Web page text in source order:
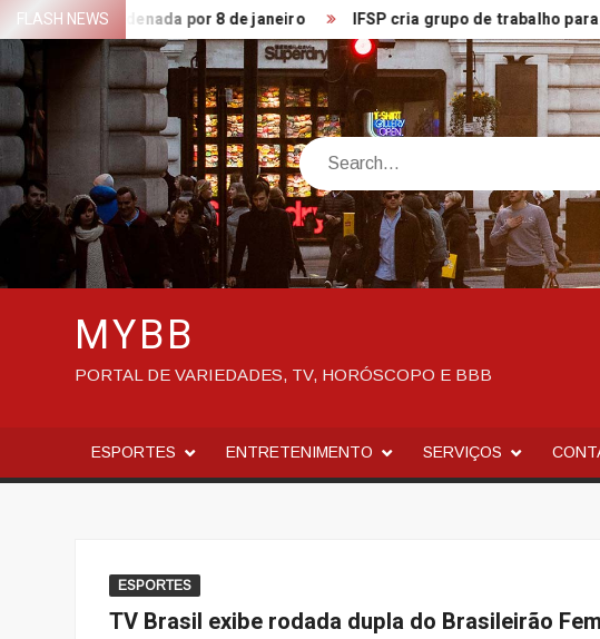
Skip
to
content
FLASH NEWS
de condenada por 8 de janeiro IFSP cria grupo de trabalho para
Search
MYBB
PORTAL DE VARIEDADES, TV, HORÓSCOPO E BBB
ESPORTES ENTRETENIMENTO SERVIÇOS
ESPORTES
TV Brasil exibe rodada dupla do Brasileirão